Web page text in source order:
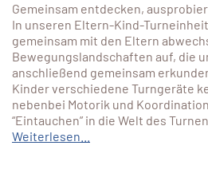
Gemeinsam entdecken,
In unseren Eltern-Kind-
gemeinsam mit den Eltern
Bewegungslandschaften auf, die
anschließend gemeinsam
Kinder verschiedene Turngeräte
nebenbei Motorik und
“Eintauchen” in die Welt des
Weiterlesen...